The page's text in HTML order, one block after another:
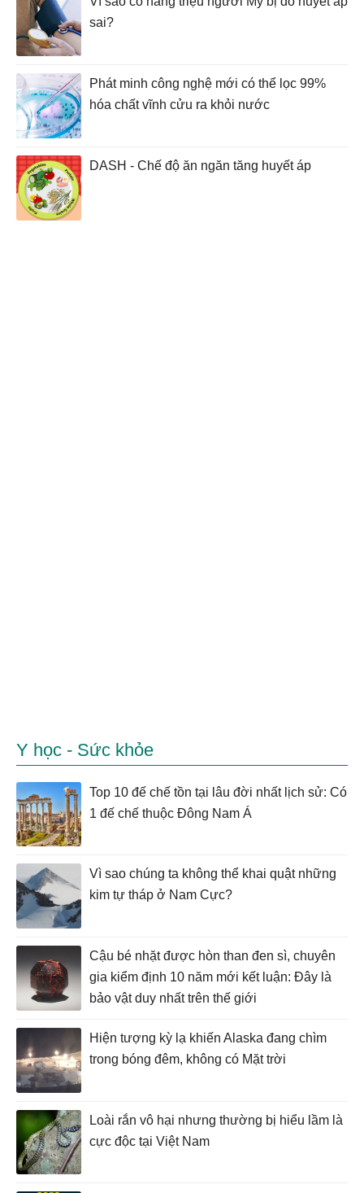
sai?
Phát minh công nghệ mới có thể lọc 99%
hóa chất vĩnh cửu ra khỏi nước
DASH - Chế độ ăn ngăn tăng huyết áp
Y học - Sức khỏe
Top 10 đế chế tồn tại lâu đời nhất lịch sử: Có
1 đế chế thuộc Đông Nam Á
Vì sao chúng ta không thể khai quật những
kim tự tháp ở Nam Cực?
Cậu bé nhặt được hòn than đen sì, chuyên
gia kiểm định 10 năm mới kết luận: Đây là
bảo vật duy nhất trên thế giới
Hiện tượng kỳ lạ khiến Alaska đang chìm
trong bóng đêm, không có Mặt trời
Loài rắn vô hại nhưng thường bị hiểu lầm là
cực độc tại Việt Nam